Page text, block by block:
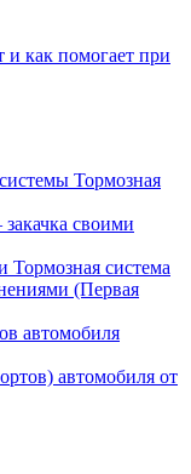
и как помогает при
Тормозная
своими
Тормозная система
(Первая
автомобиля
автомобиля от